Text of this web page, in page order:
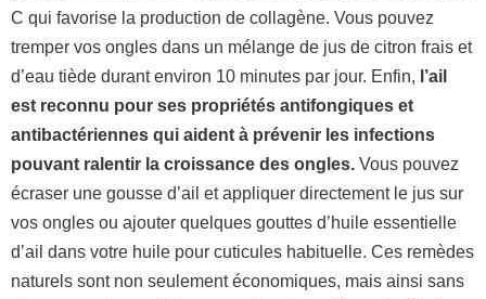
C qui favorise la production de collagène. Vous pouvez
tremper vos ongles dans un mélange de jus de citron frais et
d’eau tiède durant environ 10 minutes par jour. Enfin, l’ail
est reconnu pour ses propriétés antifongiques et
antibactériennes qui aident à prévenir les infections
pouvant ralentir la croissance des ongles. Vous pouvez
écraser une gousse d’ail et appliquer directement le jus sur
vos ongles ou ajouter quelques gouttes d’huile essentielle
d’ail dans votre huile pour cuticules habituelle. Ces remèdes
naturels sont non seulement économiques, mais ainsi sans